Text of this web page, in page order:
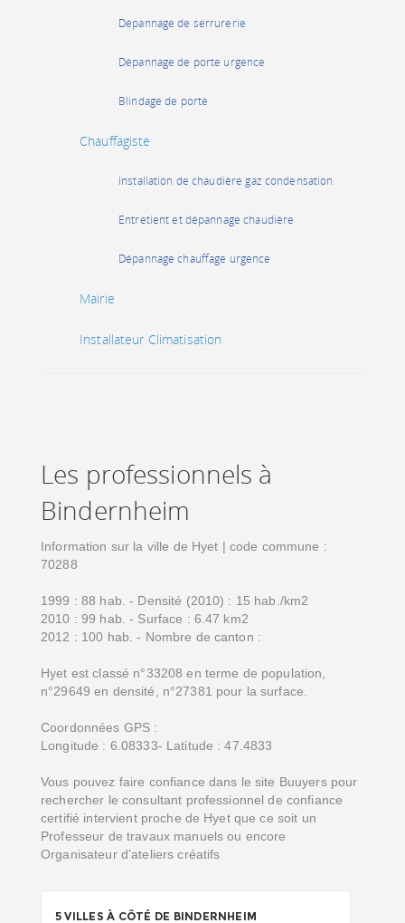
Dépannage de serrurerie
Dépannage de porte urgence
Blindage de porte
Chauffagiste
Installation de chaudière gaz condensation
Entretient et dépannage chaudière
Dépannage chauffage urgence
Mairie
Installateur Climatisation
Les professionnels à
Bindernheim
Information sur la ville de Hyet | code commune :
70288
1999 : 88 hab. - Densité (2010) : 15 hab./km2
2010 : 99 hab. - Surface : 6.47 km2
2012 : 100 hab. - Nombre de canton :
Hyet est classé n°33208 en terme de population,
n°29649 en densité, n°27381 pour la surface.
Coordonnées GPS :
Longitude : 6.08333- Latitude : 47.4833
Vous pouvez faire confiance dans le site Buuyers pour
rechercher le consultant professionnel de confiance
certifié intervient proche de Hyet que ce soit un
Professeur de travaux manuels ou encore
Organisateur d’ateliers créatifs
5 VILLES À CÔTÉ DE BINDERNHEIM